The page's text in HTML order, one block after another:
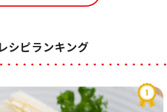
シピランキング